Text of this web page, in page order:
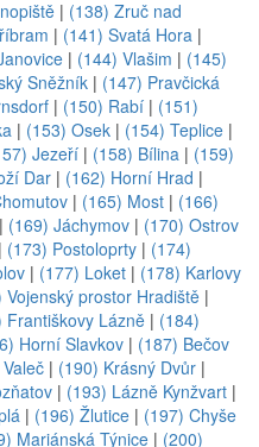
| (138) Zruč nad
| (141) Svatá Hora |
| (144) Vlašim | (145)
Sněžník | (147) Pravčická
| (150) Rabí | (151)
| (153) Osek | (154) Teplice |
Jezeří | (158) Bílina | (159)
Dar | (162) Horní Hrad |
| (165) Most | (166)
| (169) Jáchymov | (170) Ostrov
| (173) Postoloprty | (174)
| (177) Loket | (178) Karlovy
Vojenský prostor Hradiště |
Františkovy Lázně | (184)
Horní Slavkov | (187) Bečov
| (190) Krásný Dvůr |
| (193) Lázně Kynžvart |
| (196) Žlutice | (197) Chyše
Mariánská Týnice | (200)